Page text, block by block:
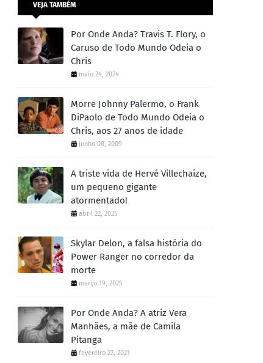
VEJA TAMBÉM
Por Onde Anda? Travis T. Flory, o
Caruso de Todo Mundo Odeia o
Chris
maio 24, 2024
Morre Johnny Palermo, o Frank
DiPaolo de Todo Mundo Odeia o
Chris, aos 27 anos de idade
junho 08, 2009
A triste vida de Hervé Villechaize,
um pequeno gigante
atormentado!
abril 22, 2025
Skylar Delon, a falsa história do
Power Ranger no corredor da
morte
março 19, 2025
Por Onde Anda? A atriz Vera
Manhães, a mãe de Camila
Pitanga
fevereiro 22, 2021